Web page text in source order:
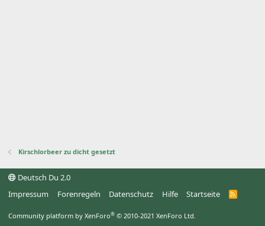
Kirschlorbeer zu dicht gesetzt
Deutsch Du 2.0
Impressum
Forenregeln Datenschutz Hilfe Startseite
R
Community platform by XenForo® © 2010-2021 XenForo Ltd.